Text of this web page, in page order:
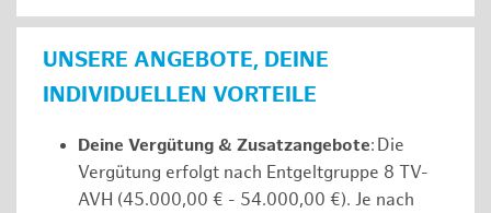
UNSERE ANGEBOTE, DEINE
INDIVIDUELLEN VORTEILE
Deine Vergütung & Zusatzangebote: Die
Vergütung erfolgt nach Entgeltgruppe 8 TV-
AVH (45.000,00 € - 54.000,00 €). Je nach